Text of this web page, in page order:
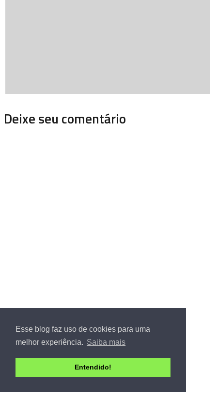
Esse blog faz uso de cookies para uma
melhor experiência. Saiba mais
Entendido!
Deixe seu comentário